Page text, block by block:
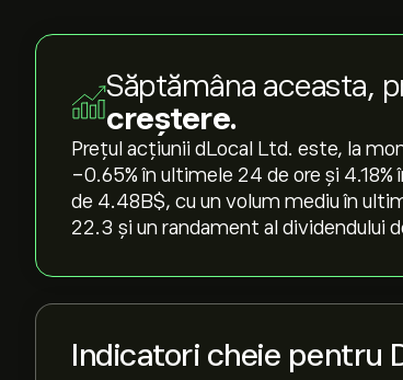
Săptămâna aceasta,
creștere.
Prețul acțiunii dLocal Ltd. este, la
‎-0.65‎% în ultimele 24 de ore și
de 4.48B‎$‎, cu un volum mediu în
22.3 și un randament al dividendului
Indicatori cheie pentru